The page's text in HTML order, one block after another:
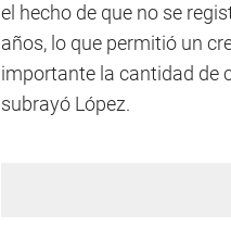
el hecho de que no se
años, lo que permitió un
importante la cantidad de
subrayó López.